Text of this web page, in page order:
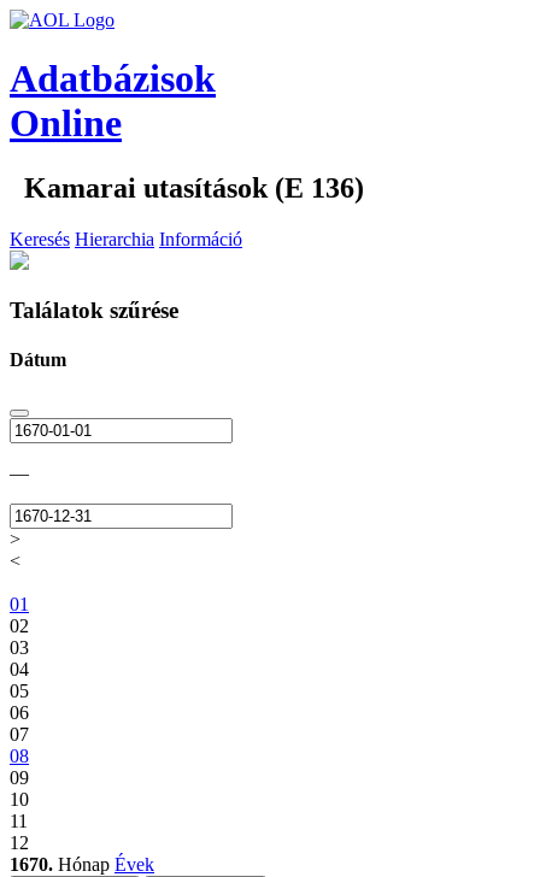
Adatbázisok
Online
Kamarai utasítások (E 136)
Keresés Hierarchia Információ
Találatok szűrése
Dátum
—
>
<
01
02
03
04
05
06
07
08
09
10
11
12
1670. Hónap Évek